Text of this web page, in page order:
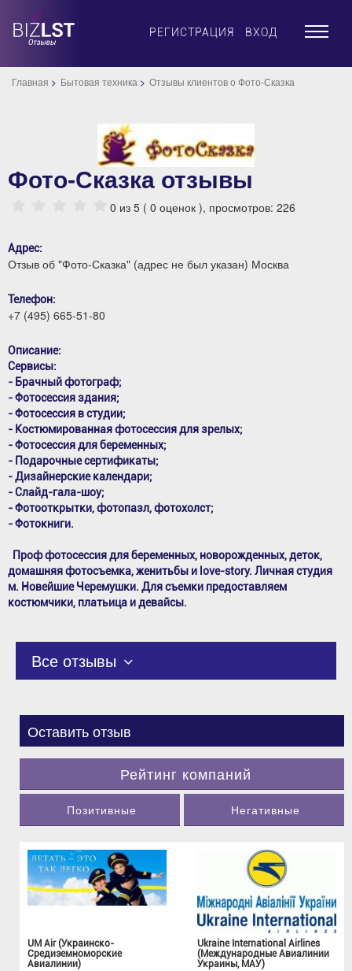
РЕГИСТРАЦИЯ ВХОД ×
Главная Бытовая техника Отзывы клиентов о Фото-Сказка
Фото-Сказка отзывы
0 из 5 ( 0 оценок ), просмотров: 226
Адрес:
Отзыв об "Фото-Сказка" (адрес не был указан) Москва
Телефон:
+7 (495) 665-51-80
Описание:
Сервисы:
- Брачный фотограф;
- Фотосессия здания;
- Фотосессия в студии;
- Костюмированная фотосессия для зрелых;
- Фотосессия для беременных;
- Подарочные сертификаты;
- Дизайнерские календари;
- Слайд-гала-шоу;
- Фотооткрытки, фотопазл, фотохолст;
- Фотокниги.
Проф фотосессия для беременных, новорожденных, деток,
домашняя фотосъемка, женитьбы и love-story. Личная студия
м. Новейшие Черемушки. Для съемки предоставляем
костюмчики, платьица и девайсы.
Все отзывы
Оставить отзыв
Рейтинг компаний
Позитивные Негативные
UM Air (Украинско-
Средиземноморские
Авиалинии)
Ukraine International Airlines
(Международные Авиалинии
Украины, МАУ)